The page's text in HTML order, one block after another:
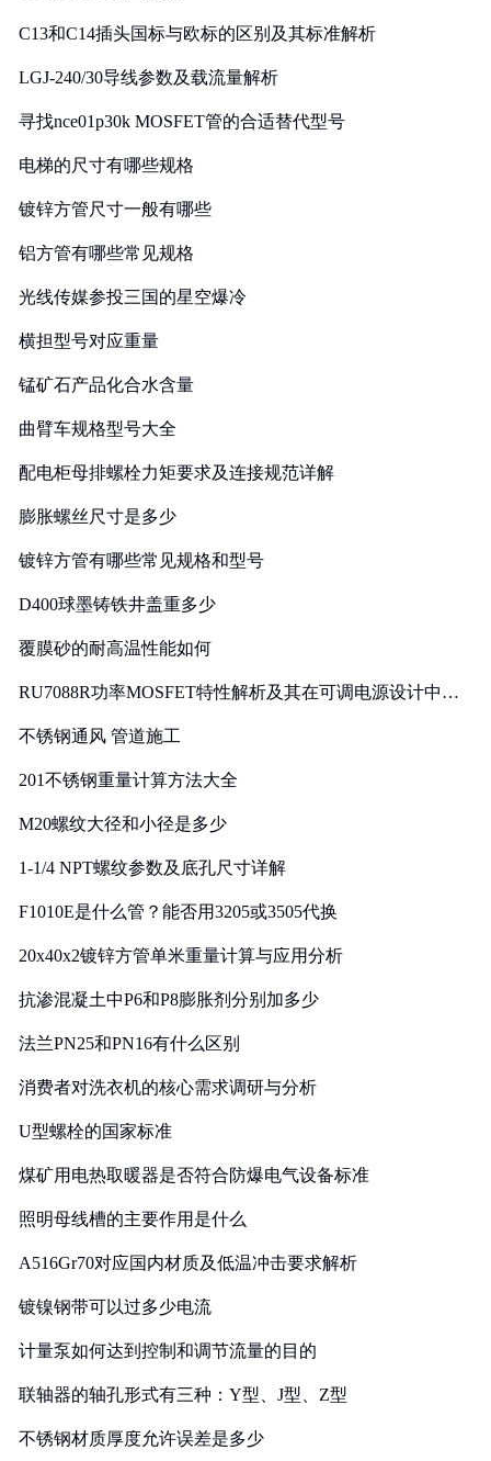
C13和C14插头国标与欧标的区别及其标准解析
LGJ-240/30导线参数及载流量解析
寻找nce01p30k MOSFET管的合适替代型号
电梯的尺寸有哪些规格
镀锌方管尺寸一般有哪些
铝方管有哪些常见规格
光线传媒参投三国的星空爆冷
横担型号对应重量
锰矿石产品化合水含量
曲臂车规格型号大全
配电柜母排螺栓力矩要求及连接规范详解
膨胀螺丝尺寸是多少
镀锌方管有哪些常见规格和型号
D400球墨铸铁井盖重多少
覆膜砂的耐高温性能如何
RU7088R功率MOSFET特性解析及其在可调电源设计中的
不锈钢通风 管道施工
201不锈钢重量计算方法大全
M20螺纹大径和小径是多少
1-1/4 NPT螺纹参数及底孔尺寸详解
F1010E是什么管？能否用3205或3505代换
20x40x2镀锌方管单米重量计算与应用分析
抗渗混凝土中P6和P8膨胀剂分别加多少
法兰PN25和PN16有什么区别
消费者对洗衣机的核心需求调研与分析
U型螺栓的国家标准
煤矿用电热取暖器是否符合防爆电气设备标准
照明母线槽的主要作用是什么
A516Gr70对应国内材质及低温冲击要求解析
镀镍钢带可以过多少电流
计量泵如何达到控制和调节流量的目的
联轴器的轴孔形式有三种：Y型、J型、Z型
不锈钢材质厚度允许误差是多少